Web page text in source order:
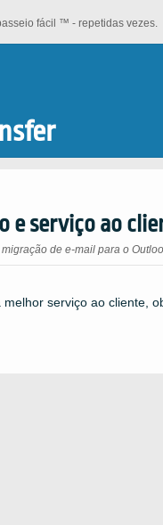
fácil ™ - repetidas vezes.
e serviço ao
de e-mail para o
serviço ao cliente,